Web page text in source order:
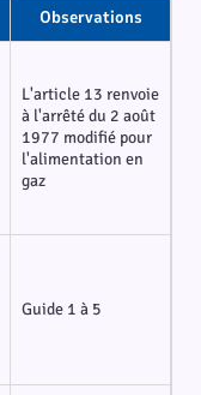
Observations
L'article 13 renvoie
à l'arrêté du 2 août
1977 modifié pour
l'alimentation en
gaz
Guide 1 à 5